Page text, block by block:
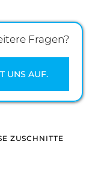
Fragen?
UNS AUF.
ZUSCHNITTE